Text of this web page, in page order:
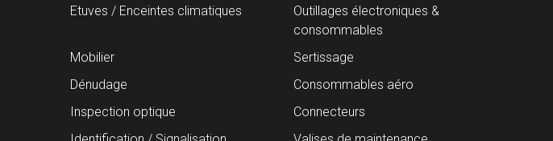
Etuves / Enceintes climatiques
Outillages électroniques &
consommables
Mobilier
Sertissage
Dénudage
Consommables aéro
Inspection optique
Connecteurs